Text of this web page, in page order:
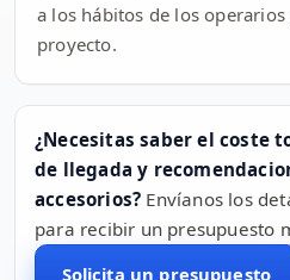
a los hábitos de los
proyecto.
¿Necesitas saber el coste
de llegada y
accesorios? Envíanos los
para recibir un presupuesto
Solicita un presupuesto